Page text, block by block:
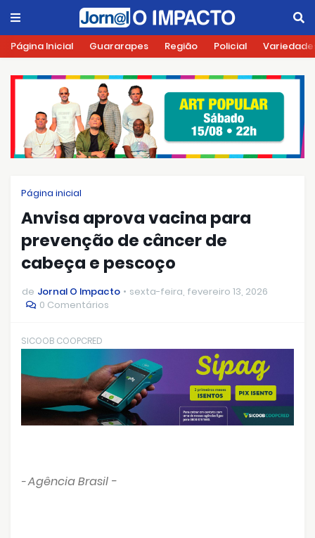
Página Inicial Guararapes Região Policial
Página inicial
Anvisa aprova vacina para
prevenção de câncer de
cabeça e pescoço
de Jornal O Impacto
sexta-feira, fevereiro 13, 2026
0 Comentários
SICOOB COOPCRED
-Agência Brasil -